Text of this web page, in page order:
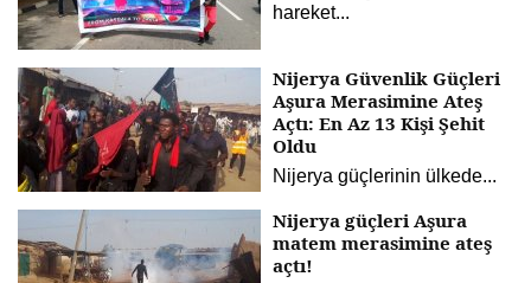
hareket...
Nijerya Güvenlik Güçleri
Aşura Merasimine Ateş
Açtı: En Az 13 Kişi Şehit
Oldu
Nijerya güçlerinin ülkede...
Nijerya güçleri Aşura
matem merasimine ateş
açtı!